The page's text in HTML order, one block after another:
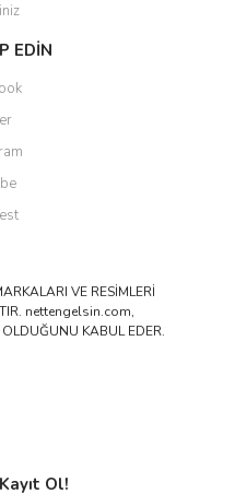
EDİN
VE RESİMLERİ
nettengelsin.com,
KABUL EDER.
Ol!